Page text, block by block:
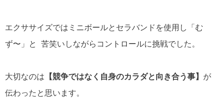
エクササイズではミニボールとセラバンドを使用し「む
ず〜」と 苦笑いしながらコントロールに挑戦でした。
大切なのは 【競争ではなく自身のカラダと向き合う事】 が
伝わったと思います。